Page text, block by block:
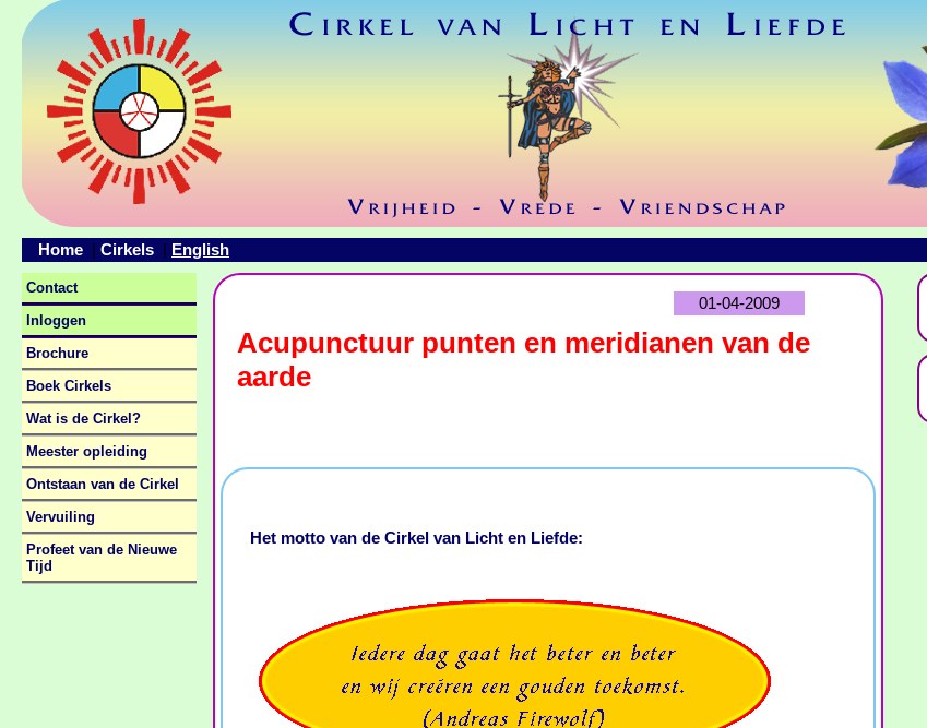
Home Cirkels English
01-04-2009
Acupunctuur punten en meridianen van de
aarde
Het motto van de Cirkel van Licht en Liefde:
Contact
Inloggen
Brochure
Boek Cirkels
Wat is de Cirkel?
Meester opleiding
Ontstaan van de Cirkel
Vervuiling
Profeet van de Nieuwe
Tijd